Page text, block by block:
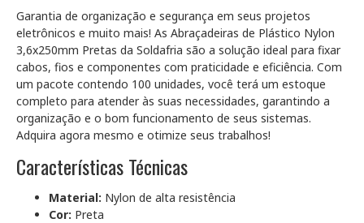
Garantia de organização e segurança em seus projetos
eletrônicos e muito mais! As Abraçadeiras de Plástico Nylon
3,6x250mm Pretas da Soldafria são a solução ideal para fixar
cabos, fios e componentes com praticidade e eficiência. Com
um pacote contendo 100 unidades, você terá um estoque
completo para atender às suas necessidades, garantindo a
organização e o bom funcionamento de seus sistemas.
Adquira agora mesmo e otimize seus trabalhos!
Características Técnicas
Material: Nylon de alta resistência
Cor: Preta